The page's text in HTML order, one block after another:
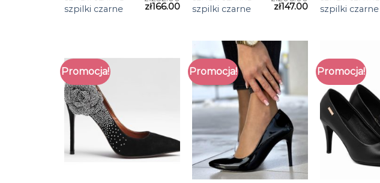
szpilki czarne zł166.00 szpilki czarne zł147.00 szpilki czarne
Promocja! Promocja! Promocja!